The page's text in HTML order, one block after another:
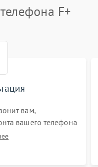
F+
вам,
вашего телефона
вопросы.